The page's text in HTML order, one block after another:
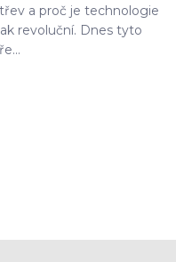
a proč je technologie
revoluční. Dnes tyto